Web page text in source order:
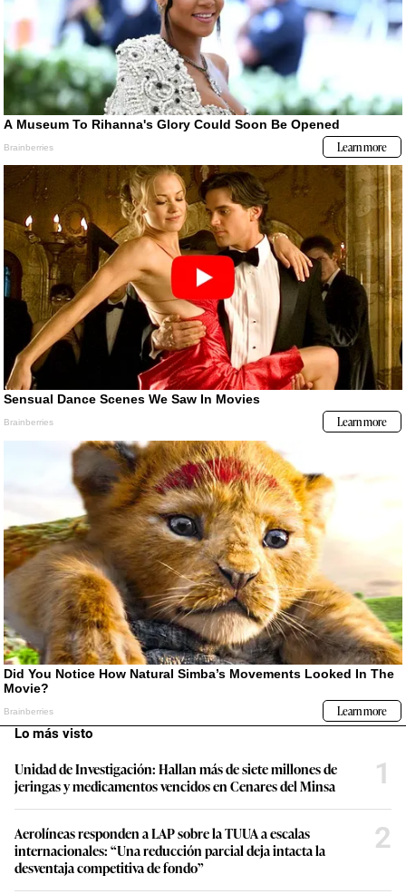
Lo más visto
Unidad de Investigación: Hallan más de siete millones de
jeringas y medicamentos vencidos en Cenares del Minsa
1
Aerolíneas responden a LAP sobre la TUUA a escalas
internacionales: “Una reducción parcial deja intacta la
desventaja competitiva de fondo”
2